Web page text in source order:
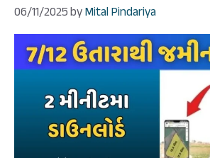
06/11/2025byMital Pindariya